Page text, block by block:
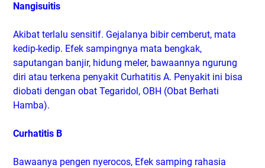
Nangisuitis
Akibat terlalu sensitif. Gejalanya bibir cemberut, mata
kedip-kedip. Efek sampingnya mata bengkak,
saputangan banjir, hidung meler, bawaannya ngurung
diri atau terkena penyakit Curhatitis A. Penyakit ini bisa
diobati dengan obat Tegaridol, OBH (Obat Berhati
Hamba).
Curhatitis B
Bawaanya pengen nyerocos, Efek samping rahasia